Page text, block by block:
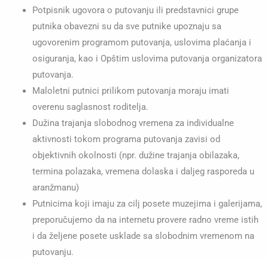
Potpisnik ugovora o putovanju ili predstavnici grupe
putnika obavezni su da sve putnike upoznaju sa
ugovorenim programom putovanja, uslovima plaćanja i
osiguranja, kao i Opštim uslovima putovanja organizatora
putovanja.
Maloletni putnici prilikom putovanja moraju imati
overenu saglasnost roditelja.
Dužina trajanja slobodnog vremena za individualne
aktivnosti tokom programa putovanja zavisi od
objektivnih okolnosti (npr. dužine trajanja obilazaka,
termina polazaka, vremena dolaska i daljeg rasporeda u
aranžmanu)
Putnicima koji imaju za cilj posete muzejima i galerijama,
preporučujemo da na internetu provere radno vreme istih
i da željene posete usklade sa slobodnim vremenom na
putovanju.